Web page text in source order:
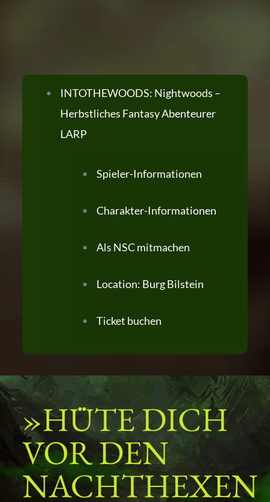
INTOTHEWOODS: Nightwoods –
Herbstliches Fantasy Abenteurer
LARP
Spieler-Informationen
Charakter-Informationen
Als NSC mitmachen
Location: Burg Bilstein
Ticket buchen
»HÜTE DICH
VOR DEN
NACHTHEXEN